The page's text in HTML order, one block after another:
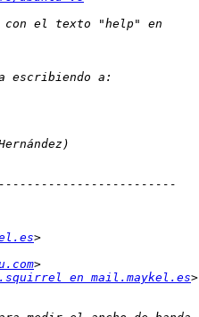
en mail.maykel.es